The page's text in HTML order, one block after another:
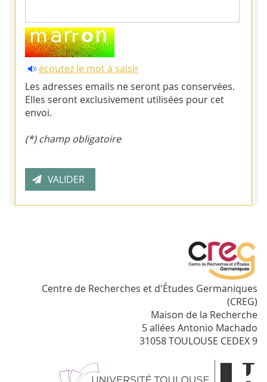
écoutez le mot à saisir
Les adresses emails ne seront pas conservées.
Elles seront exclusivement utilisées pour cet
envoi.
(*) champ obligatoire
Centre de Recherches et d'Études Germaniques
(CREG)
Maison de la Recherche
5 allées Antonio Machado
31058 TOULOUSE CEDEX 9